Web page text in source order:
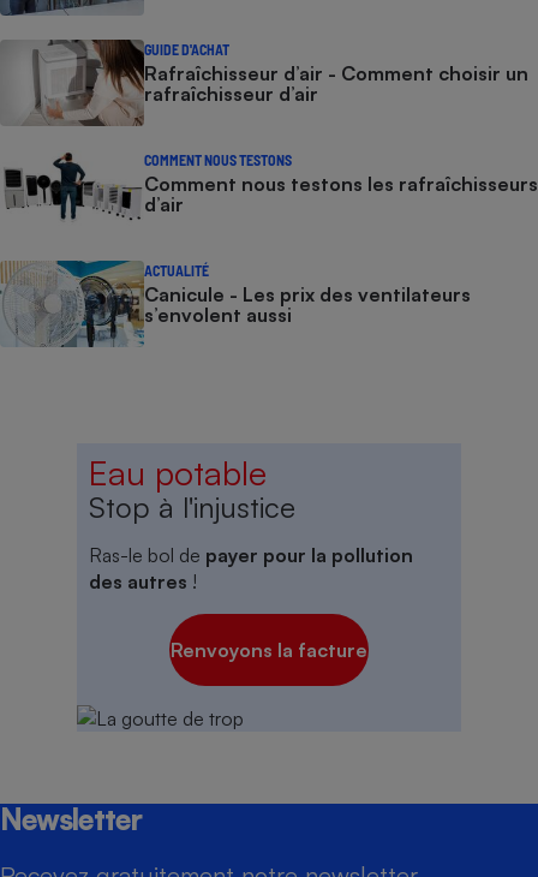
GUIDE D'ACHAT
Rafraîchisseur d’air - Comment choisir un
rafraîchisseur d’air
COMMENT NOUS TESTONS
Comment nous testons les rafraîchisseurs
d’air
ACTUALITÉ
Canicule - Les prix des ventilateurs
s’envolent aussi
Eau potable
Stop à l'injustice
Ras-le bol de payer pour la pollution
des autres !
Renvoyons la facture
Newsletter